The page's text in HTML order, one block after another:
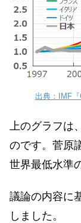
出典：IMF
上のグラフは
のです。菅原
世界最低水準
議論の内容に
しました。